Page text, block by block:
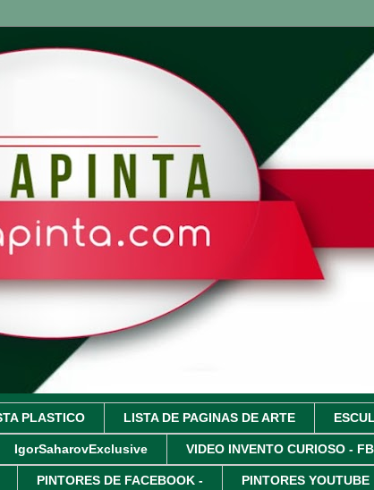
PLASTICO LISTA DE PAGINAS DE ARTE
IgorSaharovExclusive VIDEO INVENTO CURIOSO -
PINTORES DE FACEBOOK - PINTORES YOUTUBE